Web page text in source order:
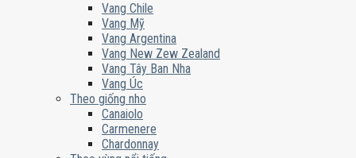
Vang Chile
Vang Mỹ
Vang Argentina
Vang New Zew Zealand
Vang Tây Ban Nha
Vang Úc
Theo giống nho
Canaiolo
Carmenere
Chardonnay